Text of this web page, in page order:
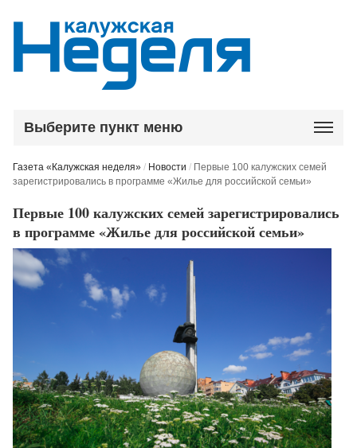
Выберите пункт меню
Газета «Калужская неделя» / Новости / Первые 100 калужских семей
зарегистрировались в программе «Жилье для российской семьи»
Первые 100 калужских семей зарегистрировались
в программе «Жилье для российской семьи»